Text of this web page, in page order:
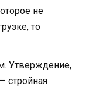
не
то
Утверждение,
стройная